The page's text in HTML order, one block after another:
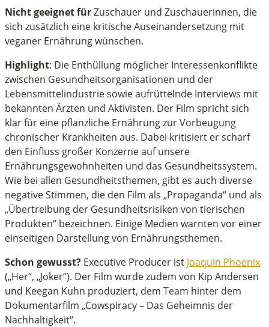
Nicht geeignet fürZuschauer und Zuschauerinnen, die
sich zusätzlich eine kritische Auseinandersetzung mit
veganer Ernährung wünschen.
Highlight: Die Enthüllung möglicher Interessenkonflikte
zwischen Gesundheitsorganisationen und der
Lebensmittelindustrie sowie aufrüttelnde Interviews mit
bekannten Ärzten und Aktivisten. Der Film spricht sich
klar für eine pflanzliche Ernährung zur Vorbeugung
chronischer Krankheiten aus. Dabei kritisiert er scharf
den Einfluss großer Konzerne auf unsere
Ernährungsgewohnheiten und das Gesundheitssystem.
Wie bei allen Gesundheitsthemen, gibt es auch diverse
negative Stimmen, die den Film als „Propaganda“ und als
„Übertreibung der Gesundheitsrisiken von tierischen
Produkten“ bezeichnen. Einige Medien warnten vor einer
einseitigen Darstellung von Ernährungsthemen.
Schon gewusst? Executive Producer ist Joaquin Phoenix
(„Her“, „Joker“). Der Film wurde zudem von Kip Andersen
und Keegan Kuhn produziert, dem Team hinter dem
Dokumentarfilm „Cowspiracy – Das Geheimnis der
Nachhaltigkeit“.